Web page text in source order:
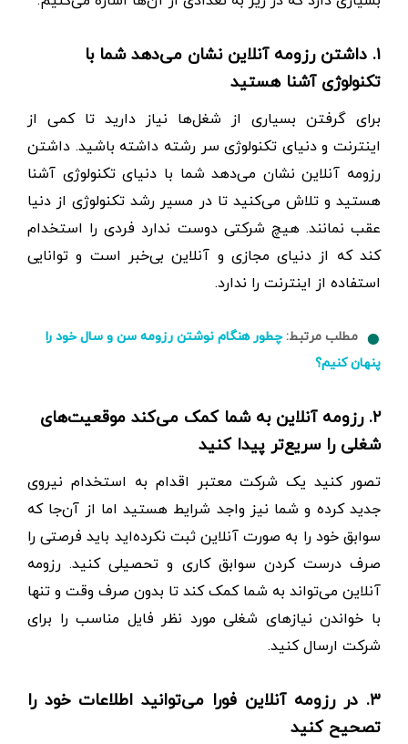
۱. داشتن رزومه آنلاین نشان می‌دهد شما با
تکنولوژی آشنا هستید
برای گرفتن بسیاری از شغل‌ها نیاز دارید تا کمی از
اینترنت و دنیای تکنولوژی سر رشته داشته باشید. داشتن
رزومه آنلاین نشان می‌دهد شما با دنیای تکنولوژی آشنا
هستید و تلاش می‌کنید تا در مسیر رشد تکنولوژی از دنیا
عقب نمانند. هیچ شرکتی دوست ندارد فردی را استخدام
کند که از دنیای مجازی و آنلاین بی‌خبر است و توانایی
استفاده از اینترنت را ندارد.
مطلب مرتبط:چطور هنگام نوشتن رزومه سن و سال خود را
پنهان کنیم؟
۲. رزومه آنلاین به شما کمک می‌کند موقعیت‌های
شغلی را سریع‌تر پیدا کنید
تصور کنید یک شرکت معتبر اقدام به استخدام نیروی
جدید کرده و شما نیز واجد شرایط هستید اما از آن‌جا که
سوابق خود را به صورت آنلاین ثبت نکرده‌اید باید فرصتی را
صرف درست کردن سوابق کاری و تحصیلی کنید. رزومه
آنلاین می‌تواند به شما کمک کند تا بدون صرف وقت و تنها
با خواندن نیازهای شغلی مورد نظر فایل مناسب را برای
شرکت ارسال کنید.
۳. در رزومه آنلاین فورا می‌توانید اطلاعات خود را
تصحیح کنید